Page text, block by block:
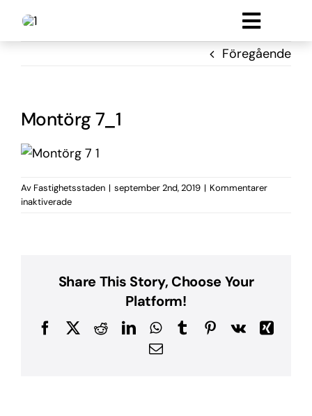
Toggle
Parkering
Om oss
Föregående
Montörg 7_1
Av Fastighetsstaden | september 2nd, 2019 | Kommentarer
inaktiveradeför
Share This Story, Choose Your
Platform!
FacebookRedditLinkedInWhatsApp
TumblrPinterest
Vk
Xing
E-